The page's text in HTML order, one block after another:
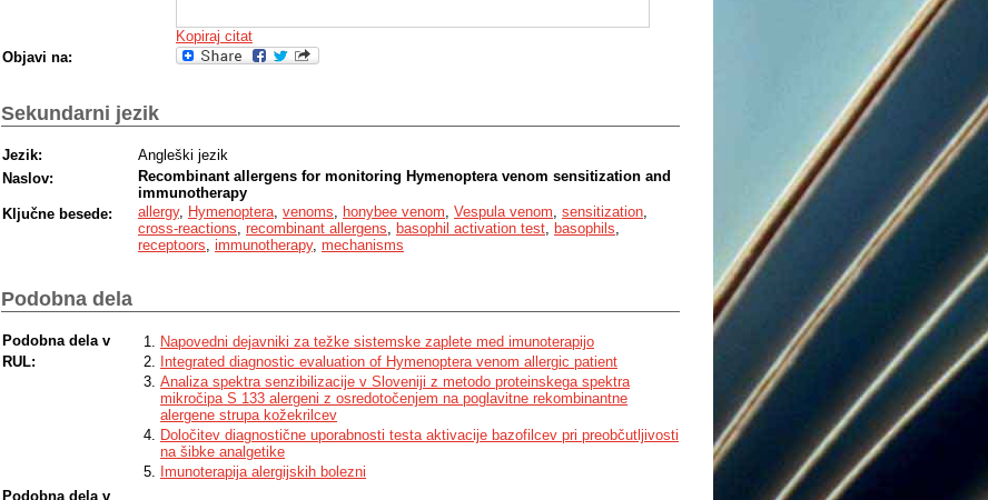
Kopiraj citat
Objavi na:
Sekundarni jezik
Jezik:
Angleški jezik
Naslov:
Recombinant allergens for monitoring Hymenoptera venom sensitization and
immunotherapy
Ključne besede:
allergy, Hymenoptera venoms honybee venom Vespula venom sensitization
cross-reactions recombinant allergens basophil activation test basophils
receptoors immunotherapy, mechanisms
Podobna dela
Podobna dela v
RUL:
Napovedni dejavniki za težke sistemske zaplete med imunoterapijo
Integrated diagnostic evaluation of Hymenoptera venom allergic patient
Analiza spektra senzibilizacije v Sloveniji z metodo proteinskega spektra
mikročipa S 133 alergeni z osredotočenjem na poglavitne rekombinantne
alergene strupa kožekrilcev
Določitev diagnostične uporabnosti testa aktivacije bazofilcev pri preobčutljivosti
na šibke analgetike
Imunoterapija alergijskih bolezni
Podobna dela v